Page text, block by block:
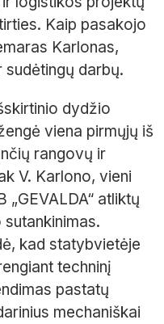
Kaip pasakojo
Karlonas,
darbų.
dydžio
viena pirmųjų iš
rangovų ir
V. Karlono, vieni
atliktų
kad statybvietėje
techninį
pastatų
mechaniškai